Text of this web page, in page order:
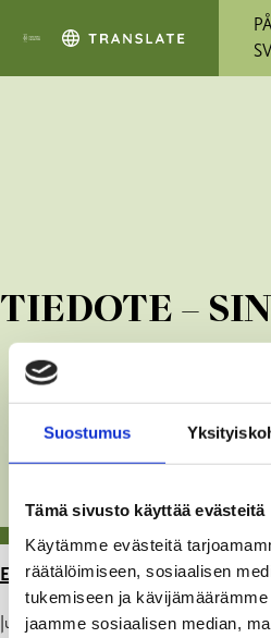
Suostumus
Tämä sivusto käyttää evästeitä
Käytämme evästeitä
räätälöimiseen, sosiaalisen
tukemiseen ja
jaamme sosiaalisen median,
TIEDOTE –
ETUSIVU>ARTIKKELIT>
Julkaistu: 11.07.22